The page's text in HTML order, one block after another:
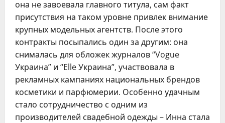
она не завоевала главного титула, сам факт
присутствия на таком уровне привлек внимание
крупных модельных агентств. После этого
контракты посыпались один за другим: она
снималась для обложек журналов “Vogue
Украина” и “Elle Украина”, участвовала в
рекламных кампаниях национальных брендов
косметики и парфюмерии. Особенно удачным
стало сотрудничество с одним из
производителей свадебной одежды – Инна стала